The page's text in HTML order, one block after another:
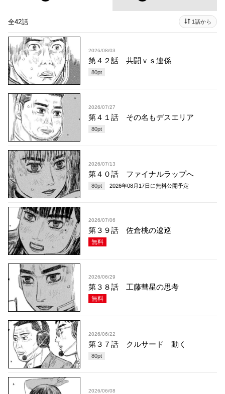
全42話 1話から
2026/08/03
第４２話 共闘ｖｓ連係
80pt
2026/07/27
第４１話 その名もデスエリア
80pt
2026/07/13
第４０話 ファイナルラップへ
80pt 2026年08月17日 に無料公開予定
2026/07/06
第３９話 佐倉桃の逡巡
無料
2026/06/29
第３８話 工藤彗星の思考
無料
2026/06/22
第３７話 クルサード 動く
80pt
2026/06/08